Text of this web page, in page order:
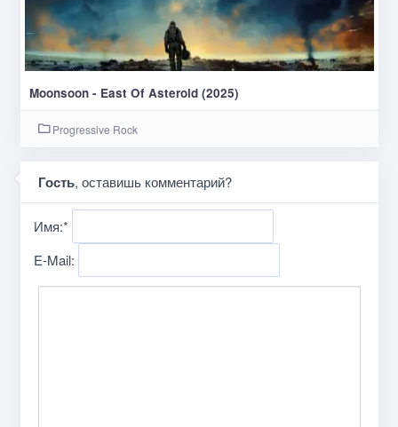
Moonsoon - East Of Asteroid (2025)
Progressive Rock
Гость, оставишь комментарий?
Имя:*
E-Mail: